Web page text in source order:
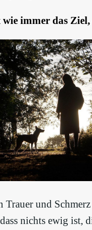
wie immer das Ziel,
Trauer und
nichts ewig ist,